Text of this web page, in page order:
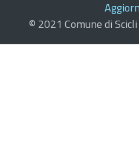
© 2021 Comune di